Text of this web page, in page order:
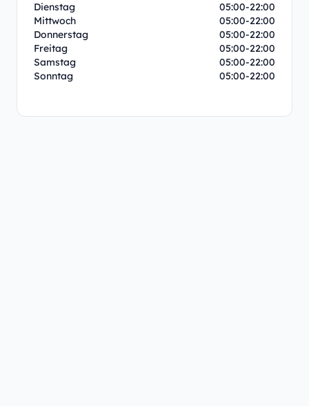
Dienstag
05:00-22:00
Mittwoch
05:00-22:00
Donnerstag
05:00-22:00
Freitag
05:00-22:00
Samstag
05:00-22:00
Sonntag
05:00-22:00